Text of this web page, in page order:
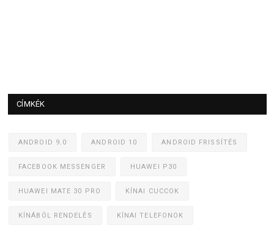
CÍMKÉK
ANDROID 9.0 ANDROID 10 ANDROID FRISSÍTÉS
FACEBOOK MESSENGER HUAWEI P30
HUAWEI MATE 30 PRO KÍNAI CUCCOK
KÍNÁBÓL RENDELÉS KÍNAI TELEFONOK